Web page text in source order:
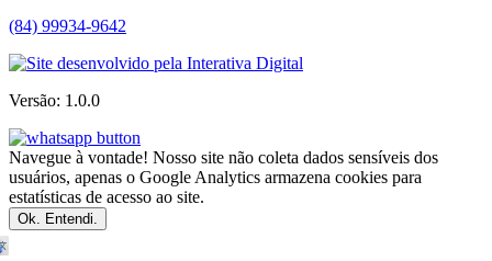
(84) 99934-9642
Versão: 1.0.0
Navegue à vontade! Nosso site não coleta dados sensíveis dos
usuários, apenas o Google Analytics armazena cookies para
estatísticas de acesso ao site.
Ok. Entendi.